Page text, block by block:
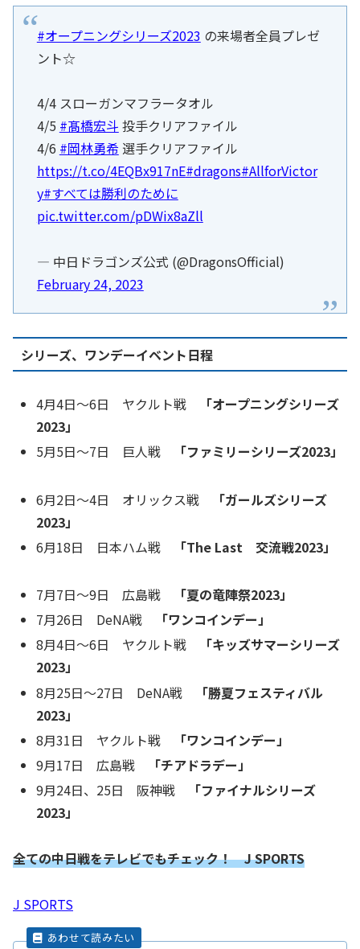
#オープニングシリーズ2023 の来場者全員プレゼ
ント☆
4/4 スローガンマフラータオル
4/5 #髙橋宏斗 投手クリアファイル
4/6 #岡林勇希 選手クリアファイル
https://t.co/4EQBx917nE#dragons#AllforVictor
y#すべては勝利のために
pic.twitter.com/pDWix8aZll
— 中日ドラゴンズ公式 (@DragonsOfficial)
February 24, 2023
シリーズ、ワンデーイベント日程
4月4日～6日 ヤクルト戦
「オープニングシリーズ
2023」
5月5日～7日 巨人戦
「ファミリーシリーズ2023」
6月2日～4日 オリックス戦
「ガールズシリーズ
2023」
6月18日 日本ハム戦
「The Last 交流戦2023」
7月7日～9日 広島戦
「夏の竜陣祭2023」
7月26日 DeNA戦
「ワンコインデー」
8月4日～6日 ヤクルト戦
「キッズサマーシリーズ
2023」
8月25日～27日 DeNA戦
「勝夏フェスティバル
2023」
8月31日 ヤクルト戦
「ワンコインデー」
9月17日 広島戦
「チアドラデー」
9月24日、25日 阪神戦
「ファイナルシリーズ
2023」
全ての中日戦をテレビでもチェック！ J SPORTS
J SPORTS